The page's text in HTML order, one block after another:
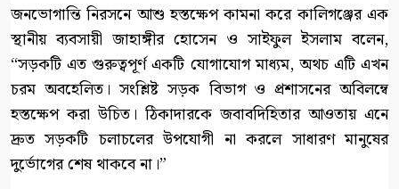
​জনভোগান্তি নিরসনে আশু হস্তক্ষেপ কামনা করে কালিগঞ্জের এক
স্থানীয় ব্যবসায়ী জাহাঙ্গীর হোসেন ও সাইফুল ইসলাম বলেন,
“সড়কটি এত গুরুত্বপূর্ণ একটি যোগাযোগ মাধ্যম, অথচ এটি এখন
চরম অবহেলিত। সংশ্লিষ্ট সড়ক বিভাগ ও প্রশাসনের অবিলম্বে
হস্তক্ষেপ করা উচিত। ঠিকাদারকে জবাবদিহিতার আওতায় এনে
দ্রুত সড়কটি চলাচলের উপযোগী না করলে সাধারণ মানুষের
দুর্ভোগের শেষ থাকবে না।”